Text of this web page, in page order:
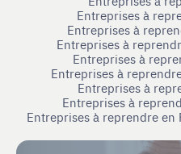
Entreprises à
Entreprises à
Entreprises à
Entreprises à
Entreprises à
Entreprises à
Entreprises à
Entreprises à reprendre en